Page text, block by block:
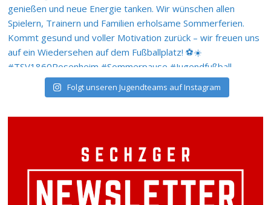
Folgt unseren Jugendteams auf Instagram